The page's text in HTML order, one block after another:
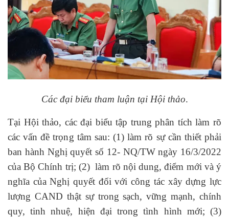
Các đại biểu tham luận tại Hội thảo.
Tại Hội thảo, các đại biểu tập trung phân tích làm rõ
các vấn đề trọng tâm sau: (1) làm rõ sự cần thiết phải
ban hành Nghị quyết số 12- NQ/TW ngày 16/3/2022
của Bộ Chính trị; (2) làm rõ nội dung, điểm mới và ý
nghĩa của Nghị quyết đối với công tác xây dựng lực
lượng CAND thật sự trong sạch, vững mạnh, chính
quy, tinh nhuệ, hiện đại trong tình hình mới; (3)